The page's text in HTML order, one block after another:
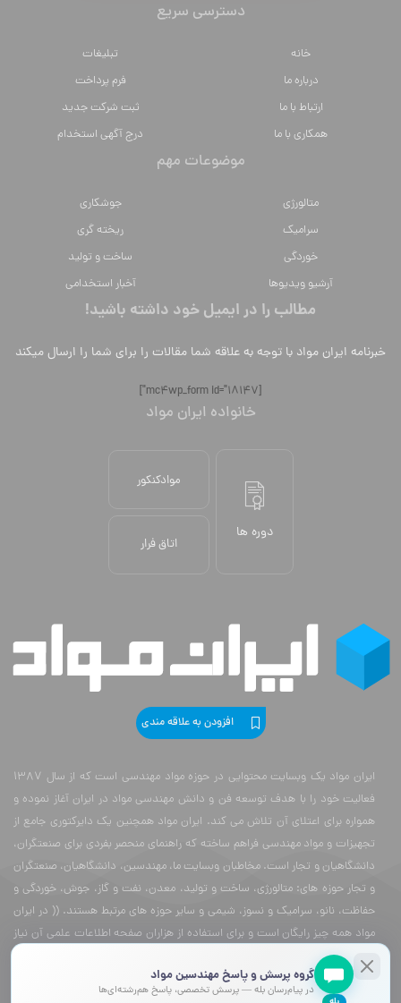
دسترسی سریع
خانه
تبلیغات
درباره ما
فرم پرداخت
ارتباط با ما
ثبت شرکت جدید
همکاری با ما
درج آگهی استخدام
موضوعات مهم
متالورژي
جوشکاری
سراميك
ریخته گری
خوردگی
ساخت و تولید
آرشیو ویدیوها
آخبار استخدامی
مطالب را در ایمیل خود داشته باشید!
خبرنامه ایران مواد با توجه به علاقه شما مقالات را برای شما را ارسال میکند
[mc4wp_form id="18147"]
خانواده ایران مواد
دوره ها
موادکنکور
اتاق فرار
افزودن به علاقه مندی
ایران مواد یک وبسایت محتوایی در حوزه مواد مهندسی است که از سال 1387
فعالیت خود را با هدف توسعه فن و دانش مهندسی مواد در ایران آغاز نموده و
همواره برای اعتلای آن تلاش می کند. ایران مواد همچنین یک دایرکتوری جامع از
تجهیزات و مواد مهندسی فراهم ساخته که راهنمای منحصر بفردی برای صنعتگران،
دانشگاهیان و تجار است. مخاطبان وبسایت ما، مهندسین، دانشگاهیان، صنعتگران
و تجار حوزه های: متالورژی، ساخت و تولید، معدن، نفت و گاز، جوش، خوردگی و
حفاظت، نانو، سرامیک و نسوز، شیمی و سایر حوزه های مرتبط هستند. (( در ایران
مواد همه چیز رایگان است و برای استفاده از هزاران صفحه اطلاعات علمی آن نیاز
به پرداخت هزینه نیست ))
اين وبسايت متعلق بهایران موادميباشد و تمامی حقوق آن محفوظ ميباشد .
گروه پرسش و پاسخ مهندسین مواد
در پیام‌رسان بله — پرسش تخصصی، پاسخ هم‌رشته‌ای‌ها